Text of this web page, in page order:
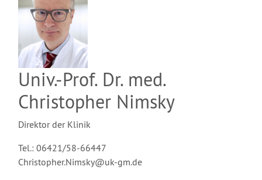
Univ.-Prof. Dr. med.
Christopher Nimsky
Direktor der Klinik
Tel.: 06421/58-66447
Christopher.Nimsky@uk-gm.de